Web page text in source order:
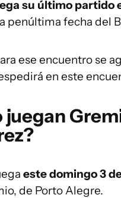
su último partido
penúltima fecha del
ese encuentro se
en este
juegan
este domingo 3
de Porto Alegre.